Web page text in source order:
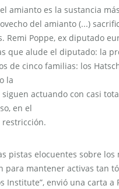
amianto es la sustancia
del amianto (...)
Remi Poppe, ex diputado
que alude el diputado: la
de cinco familias: los
la
actuando con casi
en el
pistas elocuentes sobre
mantener activas tan
Institute”, envió una carta